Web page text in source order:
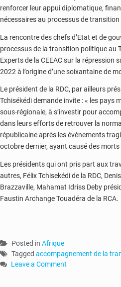
renforcer leur appui diplomatique,
nécessaires au processus de transition
La rencontre des chefs d’Etat et de
processus de la transition politique au
Experts de la CEEAC sur la répression
2022 à l’origine d’une soixantaine de
Le président de la RDC, par ailleurs
Tchisékédi demande invite : « les pays
sous-régionale, à s’investir pour
dans leurs efforts de retrouver la
républicaine après les évènements
octobre dernier, ayant causé des
Les présidents qui ont pris part aux
autres, Félix Tchisekédi de la RDC,
Brazzaville, Mahamat Idriss Deby
Faustin Archange Touadéra de la RCA.
Posted in Afrique
Tagged accompagnement de la
Leave a Comment